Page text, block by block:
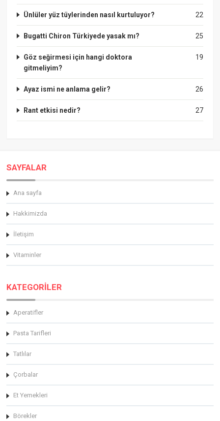
22
Ünlüler yüz tüylerinden nasıl kurtuluyor?
25
Bugatti Chiron Türkiyede yasak mı?
19
Göz seğirmesi için hangi doktora
gitmeliyim?
26
Ayaz ismi ne anlama gelir?
27
Rant etkisi nedir?
SAYFALAR
Ana sayfa
Hakkimizda
İletişim
Vitaminler
KATEGORİLER
Aperatifler
Pasta Tarifleri
Tatlılar
Çorbalar
Et Yemekleri
Börekler